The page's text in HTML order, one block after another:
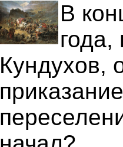
В
Кундухов,